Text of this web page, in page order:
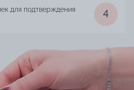
для подтверждения
4